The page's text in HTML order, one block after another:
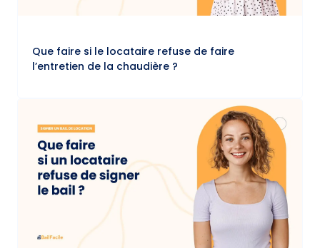
Que faire si le locataire refuse de faire
l’entretien de la chaudière ?